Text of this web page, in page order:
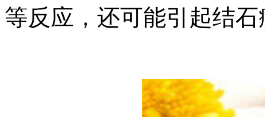
等反应，还可能引起结石